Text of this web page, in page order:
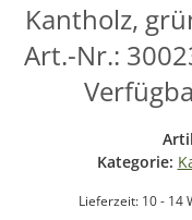
Kantholz,
Art.-Nr.:
Kategorie:
Lieferzeit: 10 - 14